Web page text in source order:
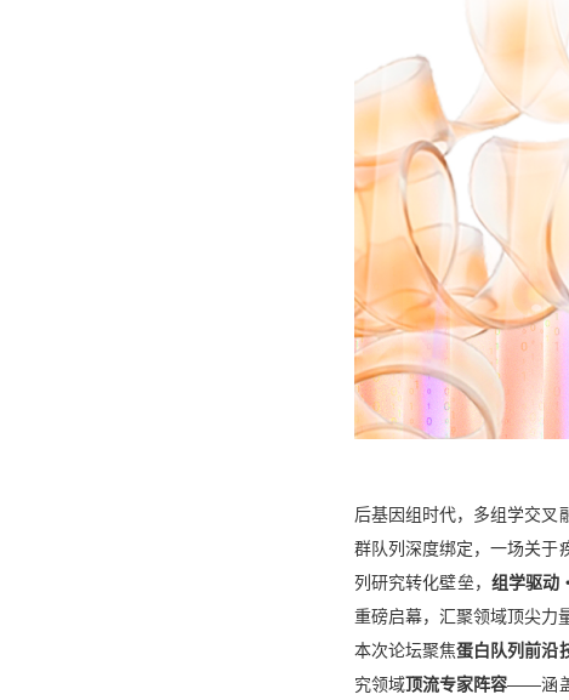
后基因组时代，多组学交叉
群队列深度绑定，一场关于
列研究转化壁垒， 组学驱动
重磅启幕，汇聚领域顶尖力
本次论坛聚焦蛋白队列前沿
究领域顶流专家阵容——涵盖